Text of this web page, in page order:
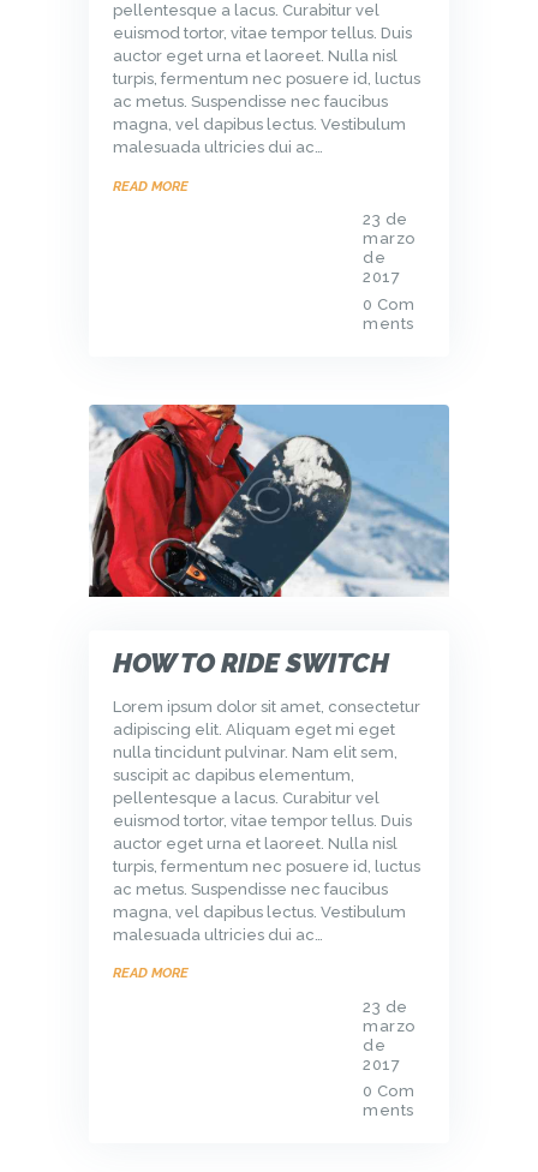
pellentesque a lacus. Curabitur vel
euismod tortor, vitae tempor tellus. Duis
auctor eget urna et laoreet. Nulla nisl
turpis, fermentum nec posuere id, luctus
ac metus. Suspendisse nec faucibus
magna, vel dapibus lectus. Vestibulum
malesuada ultricies dui ac…
READ MORE
23 de
marzo
de
2017
0 Com
ments
HOW TO RIDE SWITCH
Lorem ipsum dolor sit amet, consectetur
adipiscing elit. Aliquam eget mi eget
nulla tincidunt pulvinar. Nam elit sem,
suscipit ac dapibus elementum,
pellentesque a lacus. Curabitur vel
euismod tortor, vitae tempor tellus. Duis
auctor eget urna et laoreet. Nulla nisl
turpis, fermentum nec posuere id, luctus
ac metus. Suspendisse nec faucibus
magna, vel dapibus lectus. Vestibulum
malesuada ultricies dui ac…
READ MORE
23 de
marzo
de
2017
0 Com
ments